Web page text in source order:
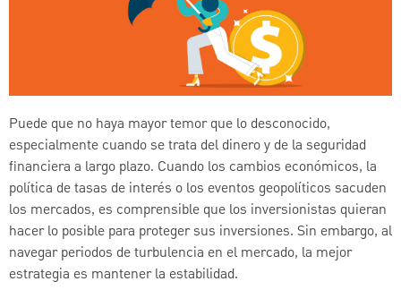
Puede que no haya mayor temor que lo desconocido,
especialmente cuando se trata del dinero y de la seguridad
financiera a largo plazo. Cuando los cambios económicos, la
política de tasas de interés o los eventos geopolíticos sacuden
los mercados, es comprensible que los inversionistas quieran
hacer lo posible para proteger sus inversiones. Sin embargo, al
navegar periodos de turbulencia en el mercado, la mejor
estrategia es mantener la estabilidad.